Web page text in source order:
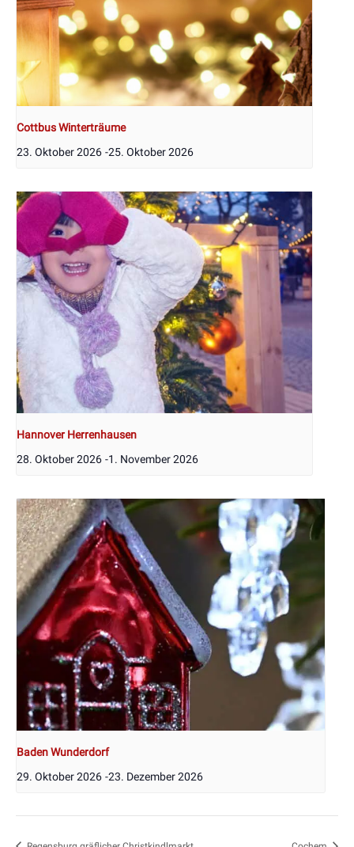
Cottbus Winterträume
23. Oktober 2026 -25. Oktober 2026
Hannover Herrenhausen
28. Oktober 2026 -1. November 2026
Baden Wunderdorf
29. Oktober 2026 -23. Dezember 2026